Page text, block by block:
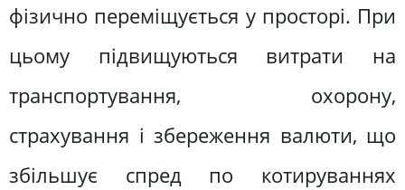
фізично переміщується у просторі. При
цьому підвищуються витрати на
транспортування, охорону,
страхування і збереження валюти, що
збільшує спред по котируваннях